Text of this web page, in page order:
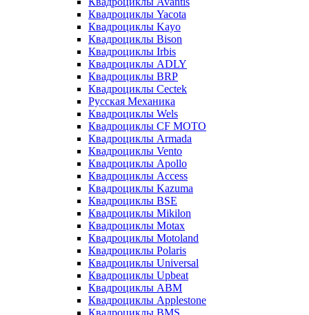
Квадроциклы Yacota
Квадроциклы Kayo
Квадроциклы Bison
Квадроциклы Irbis
Квадроциклы ADLY
Квадроциклы BRP
Квадроциклы Cectek
Русская Механика
Квадроциклы Wels
Квадроциклы CF MOTO
Квадроциклы Armada
Квадроциклы Vento
Квадроциклы Apollo
Квадроциклы Access
Квадроциклы Kazuma
Квадроциклы BSE
Квадроциклы Mikilon
Квадроциклы Motax
Квадроциклы Motoland
Квадроциклы Polaris
Квадроциклы Universal
Квадроциклы Upbeat
Квадроциклы ABM
Квадроциклы Applestone
Квадроциклы BMS